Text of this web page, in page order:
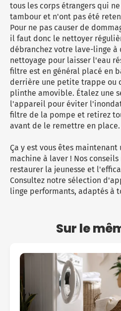
tous les corps étrangers qui
tambour et n'ont pas été
Pour ne pas causer de
il faut donc le nettoyer
débranchez votre lave-linge
nettoyage pour laisser l'eau
filtre est en général placé en
derrière une petite trappe ou
plinthe amovible. Étalez une
l'appareil pour éviter
filtre de la pompe et retirez
avant de le remettre en place.
Ça y est vous êtes
machine à laver ! Nos
restaurer la jeunesse et
Consultez notre sélection
linge performants, adaptés à
Sur le